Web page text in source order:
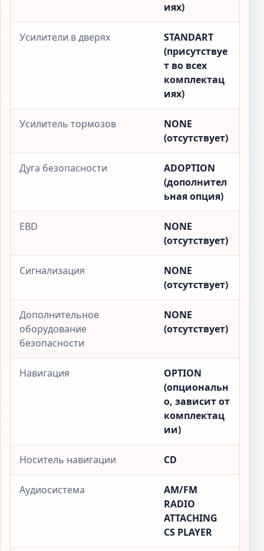
иях)
Усилители в дверях
STANDART
(присутствуе
т во всех
комплектац
иях)
Усилитель тормозов
NONE
(отсутствует)
Дуга безопасности
ADOPTION
(дополнител
ьная опция)
EBD
NONE
(отсутствует)
Сигнализация
NONE
(отсутствует)
Дополнительное
оборудование
безопасности
NONE
(отсутствует)
Навигация
OPTION
(опциональн
о, зависит от
комплектац
ии)
Носитель навигации CD
Аудиосистема
AM/FM
RADIO
ATTACHING
CS PLAYER